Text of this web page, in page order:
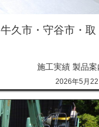
久市・守谷市・取
施工実績 製品案
2026年5月